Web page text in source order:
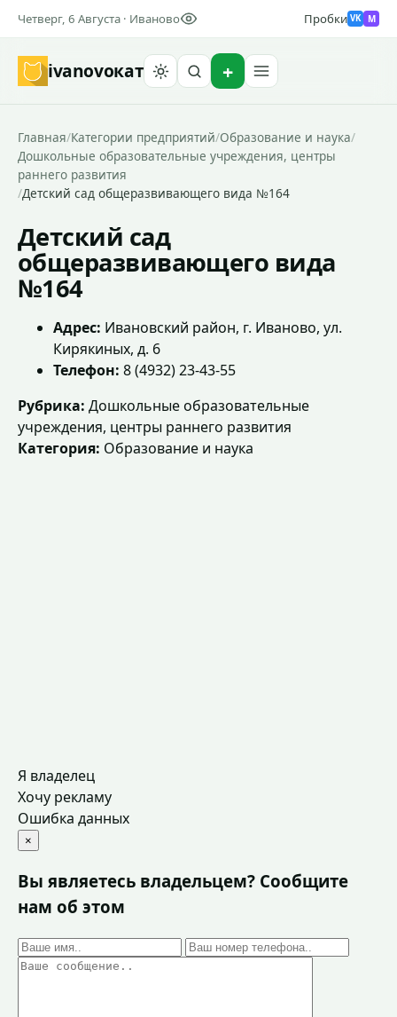
Четверг, 6 Августа · Иваново Пробки VK M
ivanovoкат
Найти
Главная/Категории предприятий/Образование и наука/
Дошкольные образовательные учреждения, центры
раннего развития
/Детский сад общеразвивающего вида №164
Детский сад
общеразвивающего вида
№164
Адрес: Ивановский район, г. Иваново, ул.
Кирякиных, д. 6
Телефон: 8 (4932) 23-43-55
Рубрика: Дошкольные образовательные
учреждения, центры раннего развития
Категория: Образование и наука
Я владелец
Хочу рекламу
Ошибка данных
×
Вы являетесь владельцем? Сообщите
нам об этом